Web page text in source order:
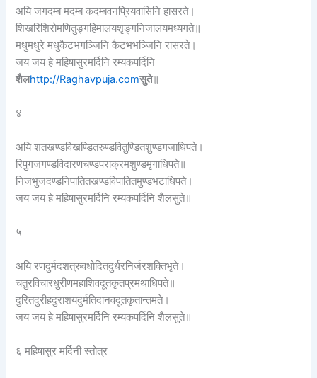
अयि जगदम्ब मदम्ब कदम्बवनप्रियवासिनि हासरते।
शिखरिशिरोमणितुङ्गहिमालयशृङ्गनिजालयमध्यगते॥
मधुमधुरे मधुकैटभगञ्जिनि कैटभभञ्जिनि रासरते।
जय जय हे महिषासुरमर्दिनि रम्यकपर्दिनि
शैलhttp://Raghavpuja.comसुते॥
४
अयि शतखण्डविखण्डितरुण्डवितुण्डितशुण्डगजाधिपते।
रिपुगजगण्डविदारणचण्डपराक्रमशुण्डमृगाधिपते॥
निजभुजदण्डनिपातितखण्डविपातितमुण्डभटाधिपते।
जय जय हे महिषासुरमर्दिनि रम्यकपर्दिनि शैलसुते॥
५
अयि रणदुर्मदशत्रुवधोदितदुर्धरनिर्जरशक्तिभृते।
चतुरविचारधुरीणमहाशिवदूतकृतप्रमथाधिपते॥
दुरितदुरीहदुराशयदुर्मतिदानवदूतकृतान्तमते।
जय जय हे महिषासुरमर्दिनि रम्यकपर्दिनि शैलसुते॥
६ महिषासुर मर्दिनी स्तोत्र